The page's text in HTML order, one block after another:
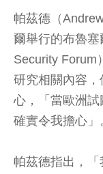
帕茲德（
爾舉行的布魯
Security Forum
研究相關內容
心，「當歐洲試
確實令我擔心」
帕茲德指出，